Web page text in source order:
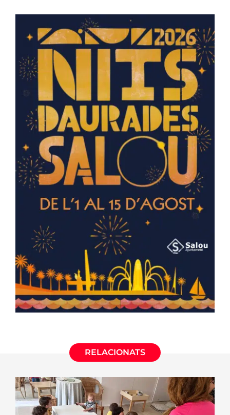
RELACIONATS